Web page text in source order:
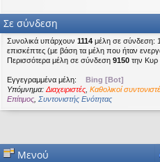
Σε σύνδεση
Συνολικά υπάρχουν 1114 μέλη σε σύνδεση:
επισκέπτες (με βάση τα μέλη που ήταν
Περισσότερα μέλη σε σύνδεση 9150 την
Εγγεγραμμένα μέλη:
Bing [Bot]
Υπόμνημα: Διαχειριστές Καθολικοί
Επίτιμος Συντονιστής Ενότητας
Μενού